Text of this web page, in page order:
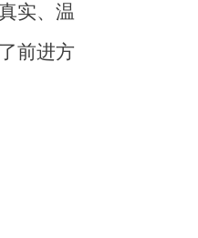
实、温
前进方